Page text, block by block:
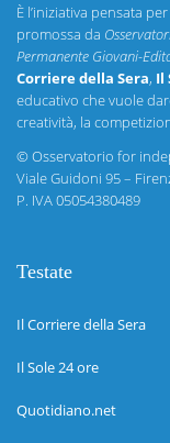
È l’iniziativa pensata
promossa da
Permanente Giovani-
Corriere della Sera, Il
educativo che vuole
creatività, la
©Osservatorio for
Viale Guidoni 95 –
P. IVA 05054380489
Testate
Il Corriere della Sera
Il Sole 24 ore
Quotidiano.net